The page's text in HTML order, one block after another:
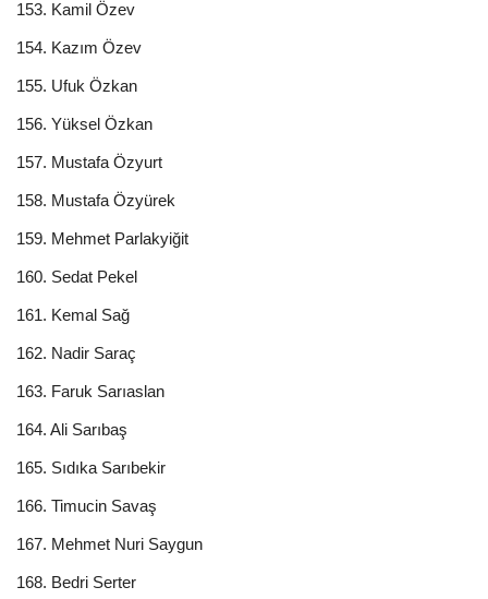
153. Kamil Özev
154. Kazım Özev
155. Ufuk Özkan
156. Yüksel Özkan
157. Mustafa Özyurt
158. Mustafa Özyürek
159. Mehmet Parlakyiğit
160. Sedat Pekel
161. Kemal Sağ
162. Nadir Saraç
163. Faruk Sarıaslan
164. Ali Sarıbaş
165. Sıdıka Sarıbekir
166. Timucin Savaş
167. Mehmet Nuri Saygun
168. Bedri Serter